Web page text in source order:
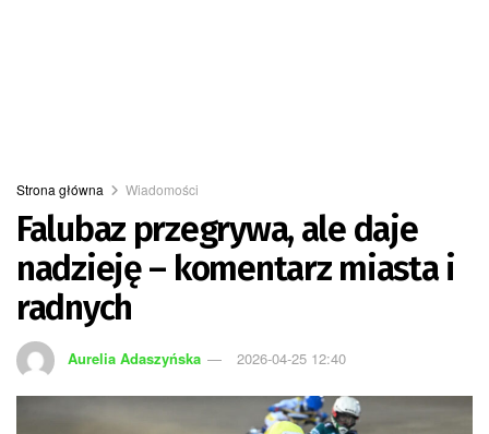
Strona główna Wiadomości
Falubaz przegrywa, ale daje
nadzieję – komentarz miasta i
radnych
Aurelia Adaszyńska 2026-04-25 12:40